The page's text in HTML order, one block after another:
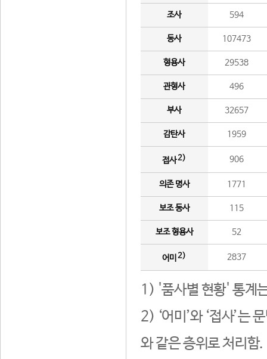
조사 594
동사 107473
형용사 29538
관형사 496
부사 32657
감탄사 1959
접사2) 906
의존 명사 1771
보조 동사 115
보조 형용사 52
어미 2) 2837
1) '품사별 현황' 통계
2) ‘어미’와 ‘접사’는
와 같은 층위로 처리함.